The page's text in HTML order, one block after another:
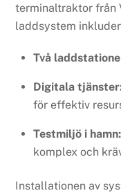
terminaltraktor från
laddsystem
Två
Digitala
för effektiv
Testmiljö i hamn:
komplex och
Installationen av